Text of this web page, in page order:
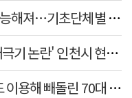
해져…기초단체별 조
논란' 인천시 현수막
용해 빼돌린 70대 간